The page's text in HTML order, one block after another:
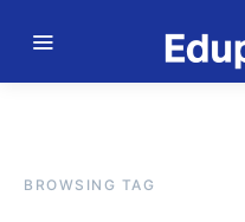
BROWSING TAG